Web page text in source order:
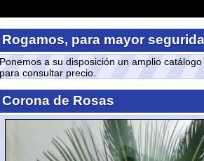
a su disposición un amplio catálogo de
consultar precio.
de Rosas